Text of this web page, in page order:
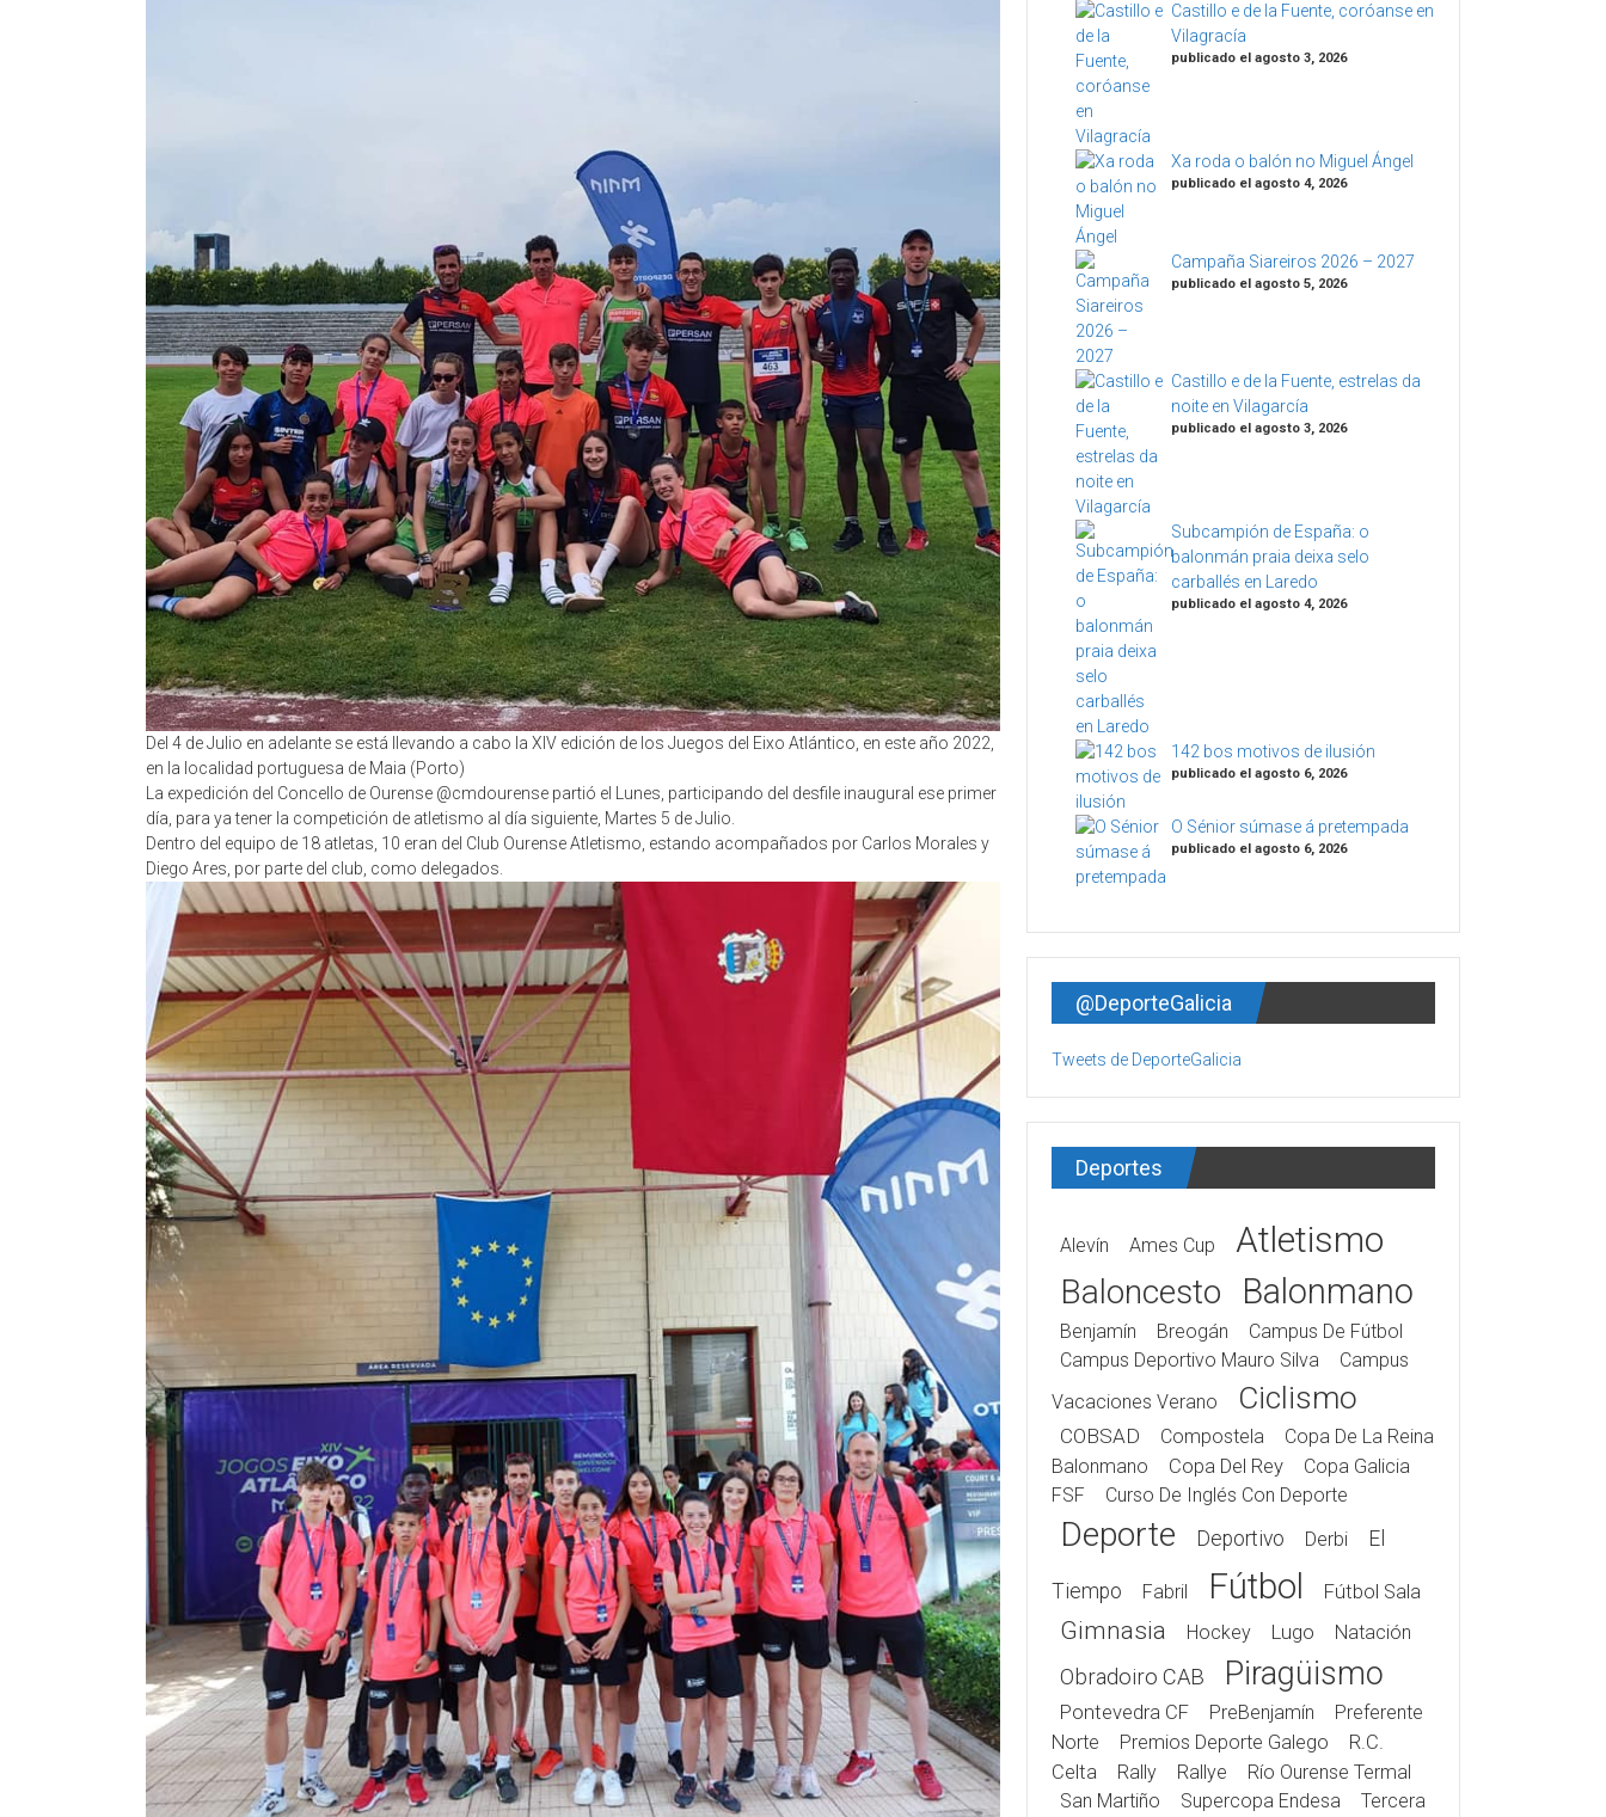
Del 4 de Julio en adelante se está llevando a cabo la XIV edición de los Juegos del Eixo Atlántico, en este año 2022,
en la localidad portuguesa de Maia (Porto)
La expedición del Concello de Ourense @cmdourense partió el Lunes, participando del desfile inaugural ese primer
día, para ya tener la competición de atletismo al día siguiente, Martes 5 de Julio.
Dentro del equipo de 18 atletas, 10 eran del Club Ourense Atletismo, estando acompañados por Carlos Morales y
Diego Ares, por parte del club, como delegados.
Castillo e de la Fuente, coróanse en
Vilagracía
publicado el agosto 3, 2026
Xa roda o balón no Miguel Ángel
publicado el agosto 4, 2026
Campaña Siareiros 2026 – 2027
publicado el agosto 5, 2026
Castillo e de la Fuente, estrelas da
noite en Vilagarcía
publicado el agosto 3, 2026
Subcampión de España: o
balonmán praia deixa selo
carballés en Laredo
publicado el agosto 4, 2026
142 bos motivos de ilusión
publicado el agosto 6, 2026
O Sénior súmase á pretempada
publicado el agosto 6, 2026
@DeporteGalicia
Tweets de DeporteGalicia
Deportes
Alevín Ames Cup Atletismo
Baloncesto Balonmano
Benjamín Breogán
Campus De Fútbol
Campus Deportivo Mauro Silva
Campus
Vacaciones Verano
Ciclismo
COBSAD Compostela
Copa De La Reina
Balonmano
Copa Del Rey
Copa Galicia
FSF
Curso De Inglés Con Deporte
Deporte Deportivo Derbi El
Tiempo Fabril Fútbol Fútbol Sala
Gimnasia Hockey Lugo Natación
Obradoiro CAB Piragüismo
Pontevedra CF PreBenjamín
Preferente
Norte
Premios Deporte Galego
R.C.
Celta
Rally Rallye
Río Ourense Termal
San Martiño
Supercopa Endesa
Tercera